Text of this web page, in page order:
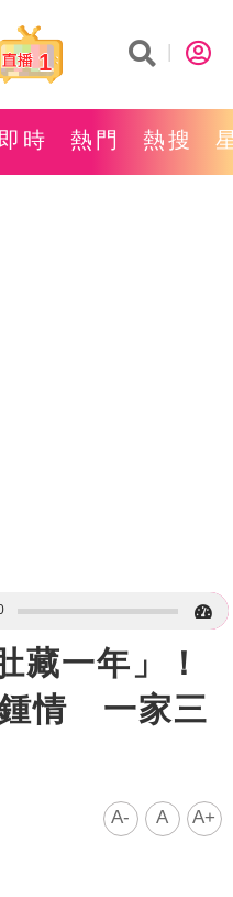
1
即時 熱門 熱搜
藏一年」！
情 一家三
A- A A+